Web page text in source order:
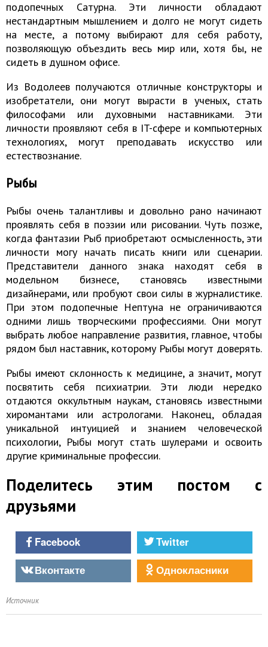
подопечных Сатурна. Эти личности обладают
нестандартным мышлением и долго не могут сидеть
на месте, а потому выбирают для себя работу,
позволяющую объездить весь мир или, хотя бы, не
сидеть в душном офисе.
Из Водолеев получаются отличные конструкторы и
изобретатели, они могут вырасти в ученых, стать
философами или духовными наставниками. Эти
личности проявляют себя в IT-сфере и компьютерных
технологиях, могут преподавать искусство или
естествознание.
Рыбы
Рыбы очень талантливы и довольно рано начинают
проявлять себя в поэзии или рисовании. Чуть позже,
когда фантазии Рыб приобретают осмысленность, эти
личности могу начать писать книги или сценарии.
Представители данного знака находят себя в
модельном бизнесе, становясь известными
дизайнерами, или пробуют свои силы в журналистике.
При этом подопечные Нептуна не ограничиваются
одними лишь творческими профессиями. Они могут
выбрать любое направление развития, главное, чтобы
рядом был наставник, которому Рыбы могут доверять.
Рыбы имеют склонность к медицине, а значит, могут
посвятить себя психиатрии. Эти люди нередко
отдаются оккультным наукам, становясь известными
хиромантами или астрологами. Наконец, обладая
уникальной интуицией и знанием человеческой
психологии, Рыбы могут стать шулерами и освоить
другие криминальные профессии.
Поделитесь этим постом с
друзьями
Facebook
Twitter
Вконтакте
Однокласники
Источник